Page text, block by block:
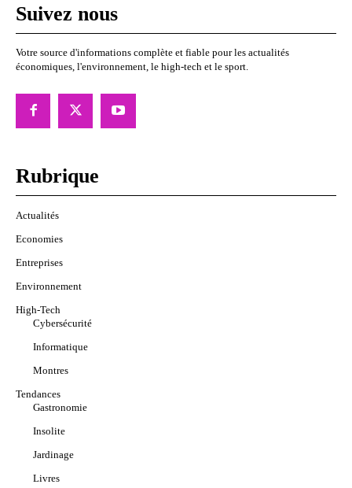
Suivez nous
Votre source d'informations complète et fiable pour les actualités
économiques, l'environnement, le high-tech et le sport.
Rubrique
Actualités
Economies
Entreprises
Environnement
High-Tech
Cybersécurité
Informatique
Montres
Tendances
Gastronomie
Insolite
Jardinage
Livres